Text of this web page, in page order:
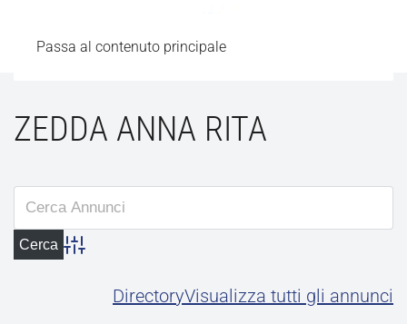
Passa al contenuto principale
ZEDDA ANNA RITA
Advanced Search
DirectoryVisualizza tutti gli annunci